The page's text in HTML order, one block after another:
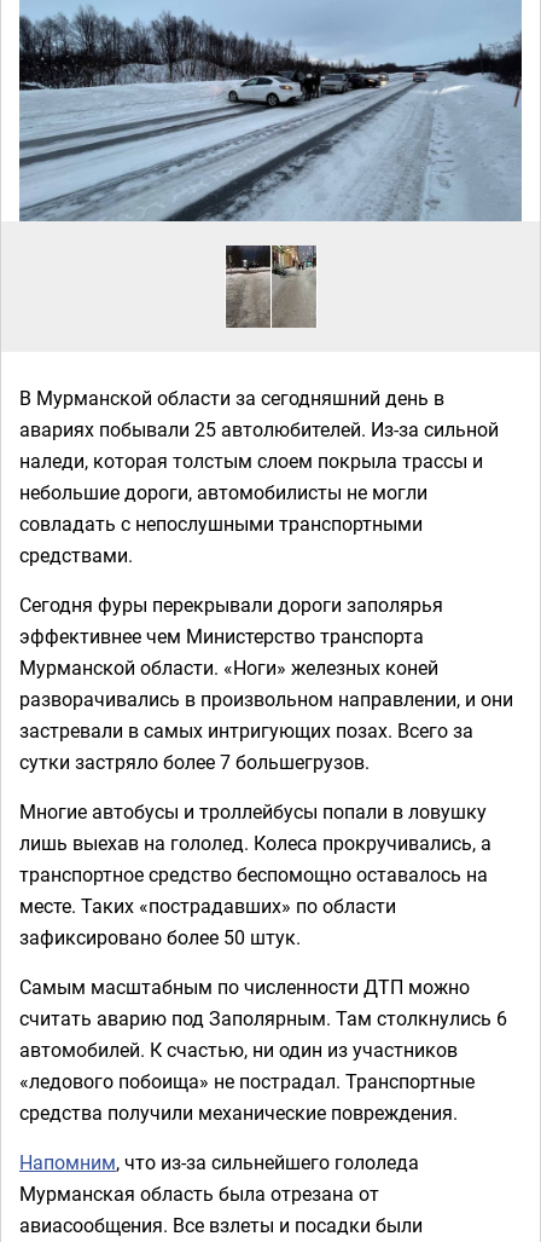
В Мурманской области за сегодняшний день в
авариях побывали 25 автолюбителей. Из-за сильной
наледи, которая толстым слоем покрыла трассы и
небольшие дороги, автомобилисты не могли
совладать с непослушными транспортными
средствами.
Сегодня фуры перекрывали дороги заполярья
эффективнее чем Министерство транспорта
Мурманской области. «Ноги» железных коней
разворачивались в произвольном направлении, и они
застревали в самых интригующих позах. Всего за
сутки застряло более 7 большегрузов.
Многие автобусы и троллейбусы попали в ловушку
лишь выехав на гололед. Колеса прокручивались, а
транспортное средство беспомощно оставалось на
месте. Таких «пострадавших» по области
зафиксировано более 50 штук.
Самым масштабным по численности ДТП можно
считать аварию под Заполярным. Там столкнулись 6
автомобилей. К счастью, ни один из участников
«ледового побоища» не пострадал. Транспортные
средства получили механические повреждения.
Напомним, что из-за сильнейшего гололеда
Мурманская область была отрезана от
авиасообщения. Все взлеты и посадки были